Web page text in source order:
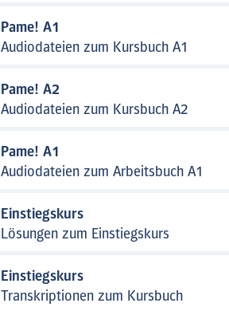
Pame! A1
Audiodateien zum Kursbuch A1
Pame! A2
Audiodateien zum Kursbuch A2
Pame! A1
Audiodateien zum Arbeitsbuch A1
Einstiegskurs
Lösungen zum Einstiegskurs
Einstiegskurs
Transkriptionen zum Kursbuch